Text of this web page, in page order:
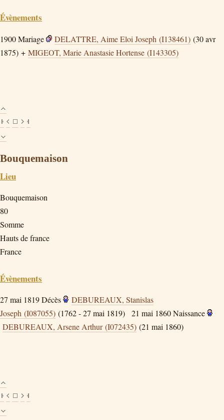
Évènements
1900Mariage DELATTRE, Aime Eloi Joseph (I138461) (30 avr
1875) + MIGEOT, Marie Anastasie Hortense (I143305)
Bouquemaison
Lieu
Bouquemaison
80
Somme
Hauts de france
France
Évènements
27 mai 1819Décès
DEBUREAUX, Stanislas
Joseph (I087055) (1762 - 27 mai 1819) 21 mai 1860Naissance
DEBUREAUX, Arsene Arthur (I072435) (21 mai 1860)